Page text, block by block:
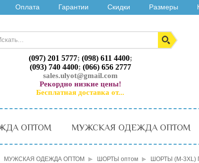
Оплата Гарантии Скидки Размеры
(097) 201 5777; (098) 611 4400;
(093) 740 4400; (066) 656 2777
sales.ulyot@gmail.com
Рекордно низкие цены!
Бесплатная доставка от...
ОПТОМ МУЖСКАЯ ОДЕЖДА ОПТОМ
МУЖСКАЯ ОДЕЖДА ОПТОМ ШОРТЫ оптом ШОРТЫ (M-3XL)